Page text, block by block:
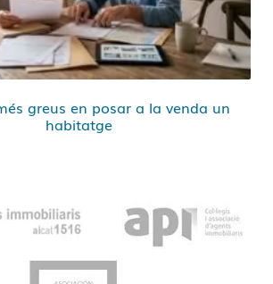
greus en posar a la venda un
habitatge